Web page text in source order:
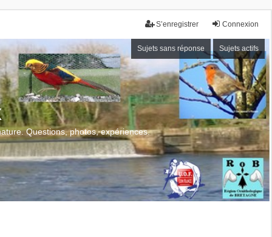
Connexion
S’enregistrer
Sujets sans réponse Sujets actifs
Questions, photos, expériences.